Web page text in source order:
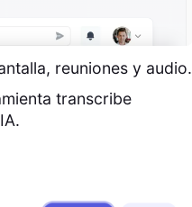
reuniones y audio.
transcribe